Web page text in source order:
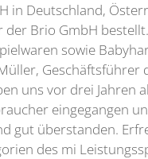
in Deutschland,
Brio GmbH
sowie
Geschäftsführer
uns vor drei Jahren
eingegangen
gut überstanden.
des mi